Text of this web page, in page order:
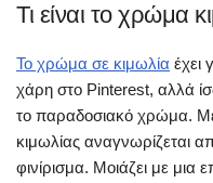
Τι είναι το χρώμα
Το χρώμα σε κιμωλία έχει
χάρη στο Pinterest, αλλά
το παραδοσιακό χρώμα.
κιμωλίας αναγνωρίζεται
φινίρισμα. Μοιάζει με μια